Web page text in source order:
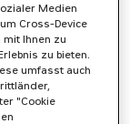
Medien
Cross-Device
Ihnen zu
zu bieten.
umfasst auch
"Cookie